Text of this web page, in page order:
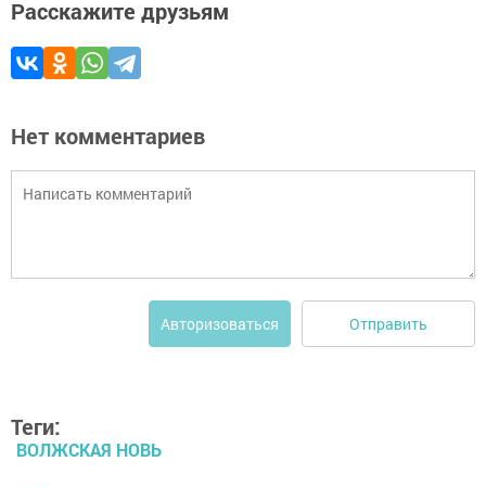
Расскажите друзьям
Нет комментариев
Авторизоваться Отправить
Теги:
ВОЛЖСКАЯ НОВЬ